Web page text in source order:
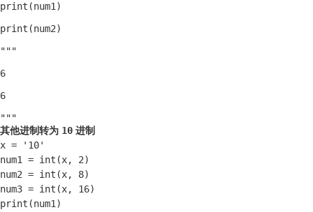
print(num1)
print(num2)
"""
6
6
"""
其他进制转为 10 进制
x = '10'
num1 = int(x, 2)
num2 = int(x, 8)
num3 = int(x, 16)
print(num1)